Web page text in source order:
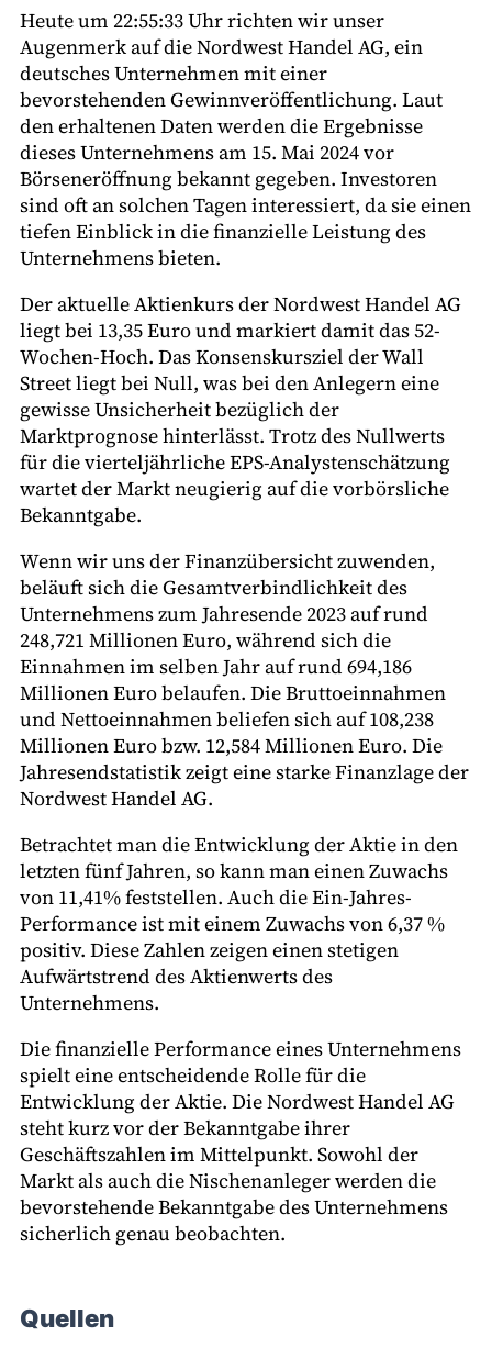
Heute um 22:55:33 Uhr richten wir unser
Augenmerk auf die Nordwest Handel AG, ein
deutsches Unternehmen mit einer
bevorstehenden Gewinnveröffentlichung. Laut
den erhaltenen Daten werden die Ergebnisse
dieses Unternehmens am 15. Mai 2024 vor
Börseneröffnung bekannt gegeben. Investoren
sind oft an solchen Tagen interessiert, da sie einen
tiefen Einblick in die finanzielle Leistung des
Unternehmens bieten.
Der aktuelle Aktienkurs der Nordwest Handel AG
liegt bei 13,35 Euro und markiert damit das 52-
Wochen-Hoch. Das Konsenskursziel der Wall
Street liegt bei Null, was bei den Anlegern eine
gewisse Unsicherheit bezüglich der
Marktprognose hinterlässt. Trotz des Nullwerts
für die vierteljährliche EPS-Analystenschätzung
wartet der Markt neugierig auf die vorbörsliche
Bekanntgabe.
Wenn wir uns der Finanzübersicht zuwenden,
beläuft sich die Gesamtverbindlichkeit des
Unternehmens zum Jahresende 2023 auf rund
248,721 Millionen Euro, während sich die
Einnahmen im selben Jahr auf rund 694,186
Millionen Euro belaufen. Die Bruttoeinnahmen
und Nettoeinnahmen beliefen sich auf 108,238
Millionen Euro bzw. 12,584 Millionen Euro. Die
Jahresendstatistik zeigt eine starke Finanzlage der
Nordwest Handel AG.
Betrachtet man die Entwicklung der Aktie in den
letzten fünf Jahren, so kann man einen Zuwachs
von 11,41% feststellen. Auch die Ein-Jahres-
Performance ist mit einem Zuwachs von 6,37 %
positiv. Diese Zahlen zeigen einen stetigen
Aufwärtstrend des Aktienwerts des
Unternehmens.
Die finanzielle Performance eines Unternehmens
spielt eine entscheidende Rolle für die
Entwicklung der Aktie. Die Nordwest Handel AG
steht kurz vor der Bekanntgabe ihrer
Geschäftszahlen im Mittelpunkt. Sowohl der
Markt als auch die Nischenanleger werden die
bevorstehende Bekanntgabe des Unternehmens
sicherlich genau beobachten.
Quellen